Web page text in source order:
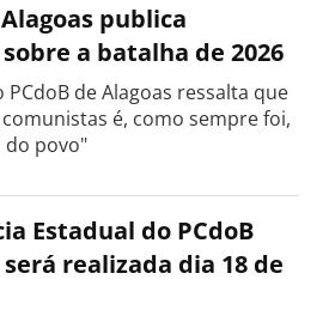
publica
a batalha de 2026
PCdoB de Alagoas ressalta que
é, como sempre foi,
do povo"
Estadual do PCdoB
realizada dia 18 de